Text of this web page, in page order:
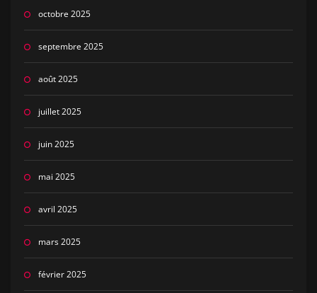
octobre 2025
septembre 2025
août 2025
juillet 2025
juin 2025
mai 2025
avril 2025
mars 2025
février 2025